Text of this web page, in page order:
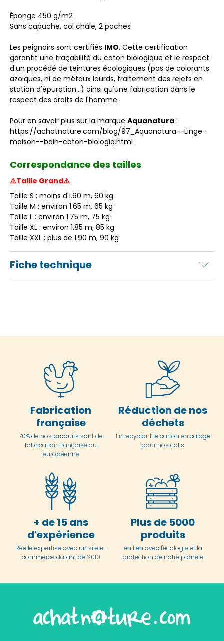
Éponge 450 g/m2
Sans capuche, col châle, 2 poches
Les peignoirs sont certifiés IMO. Cette certification
garantit une traçabilité du coton biologique et le respect
d'un procédé de teintures écologiques (pas de colorants
azoïques, ni de métaux lourds, traitement des rejets en
station d'épuration...) ainsi qu'une fabrication dans le
respect des droits de l'homme.
Pour en savoir plus sur la marque Aquanatura :
https://achatnature.com/blog/97_Aquanatura--Linge-
maison--bain-coton-biologiq.html
Correspondance des tailles
⚠️Taille Grand⚠️
Taille S : moins d'1.60 m, 60 kg
Taille M : environ 1.65 m, 65 kg
Taille L : environ 1.75 m, 75 kg
Taille XL : environ 1.85 m, 85 kg
Taille XXL : plus de 1.90 m, 90 kg
Fiche technique
Fabrication
française
70% de nos produits sont de
fabrication française ou
européenne
Réduction de nos
déchets
En recyclant le carton en calage
pour nos colis
+ de 15 ans
d'expérience
Réelle expertise avec un site e-
commerce datant de 2010
Plus de 5000
produits
en lien avec l'écologie et la
protection de notre planète